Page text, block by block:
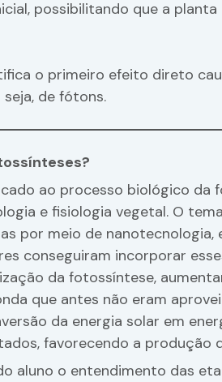
possibilitando que a
o primeiro efeito direto
de fótons.
ao processo biológico da
e fisiologia vegetal. O
por meio de nanotecnologia,
conseguiram incorporar
da fotossíntese,
que antes não eram
da energia solar em
favorecendo a produção
aluno o entendimento das